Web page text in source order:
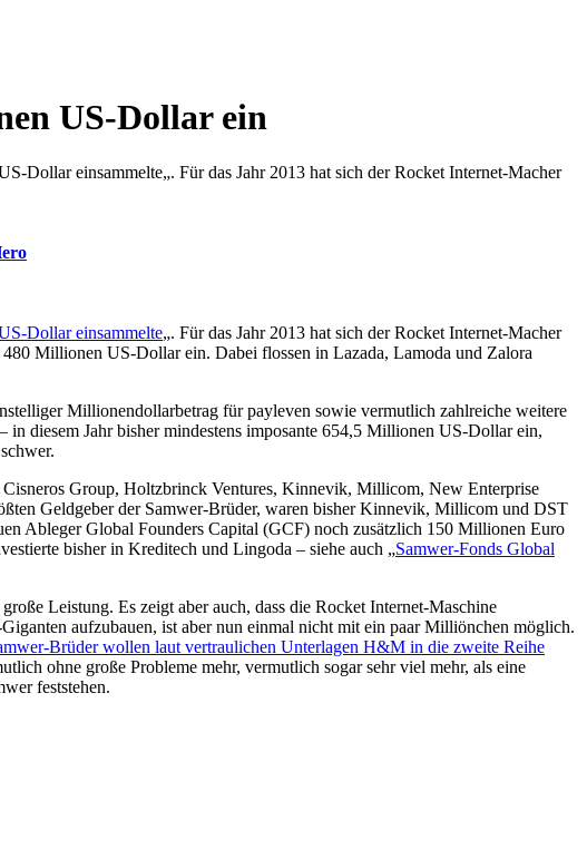
US-Dollar ein
Dollar einsammelte„. Für das Jahr 2013 hat sich der Rocket Internet-Macher
Dollar einsammelte„. Für das Jahr 2013 hat sich der Rocket Internet-Macher
Millionen US-Dollar ein. Dabei flossen in Lazada, Lamoda und Zalora
Millionendollarbetrag für payleven sowie vermutlich zahlreiche weitere
diesem Jahr bisher mindestens imposante 654,5 Millionen US-Dollar ein,
Group, Holtzbrinck Ventures, Kinnevik, Millicom, New Enterprise
Geldgeber der Samwer-Brüder, waren bisher Kinnevik, Millicom und DST
Ableger Global Founders Capital (GCF) noch zusätzlich 150 Millionen Euro
bisher in Kreditech und Lingoda – siehe auch „Samwer-Fonds Global
Leistung. Es zeigt aber auch, dass die Rocket Internet-Maschine
aufzubauen, ist aber nun einmal nicht mit ein paar Milliönchen möglich.
Brüder wollen laut vertraulichen Unterlagen H&M in die zweite Reihe
ohne große Probleme mehr, vermutlich sogar sehr viel mehr, als eine
feststehen.